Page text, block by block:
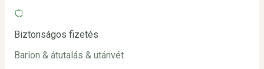
Biztonságos fizetés
Barion & átutalás & utánvét